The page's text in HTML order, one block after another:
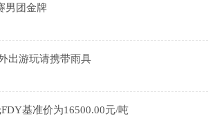
男团金牌
出游玩请携带雨具
基准价为16500.00元/吨